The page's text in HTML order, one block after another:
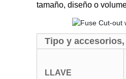
tamaño, diseño o
Tipo y
LLAVE